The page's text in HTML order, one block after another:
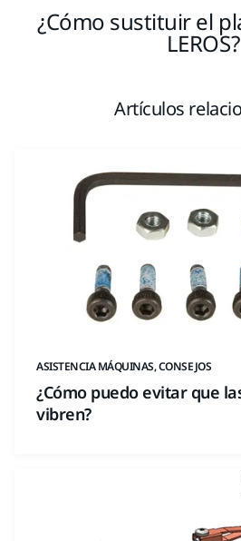
¿Cómo sustituir el
LEROS?
Artículos
ASISTENCIA MÁQUINAS, CONSEJOS
¿Cómo puedo evitar que
vibren?